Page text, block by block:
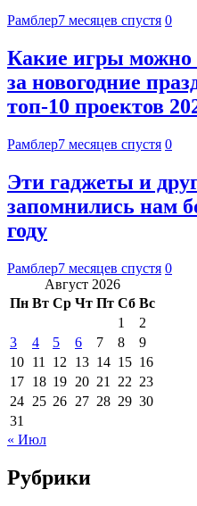
Рамблер7 месяцев спустя 0
Какие игры можно
за новогодние
топ-10 проектов
Рамблер7 месяцев спустя 0
Эти гаджеты и
запомнились нам
году
Рамблер7 месяцев спустя 0
Август 2026
Пн Вт Ср Чт Пт Сб Вс
1
2
3
4 5 6 7 8
9
10 11 12 13 14 15 16
17 18 19 20 21 22 23
24 25 26 27 28 29 30
31
« Июл
Рубрики